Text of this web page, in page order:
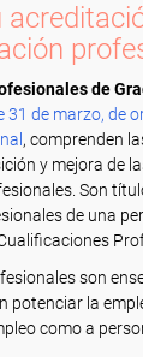
de
31 de marzo, de
, comprenden
y mejora de
Son
de una
son
potenciar la
como a